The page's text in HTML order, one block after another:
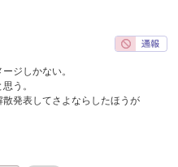
ジしかない。
う。
発表してさよならしたほうが